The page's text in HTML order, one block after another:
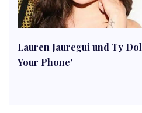
Lauren Jauregui und Ty
Your Phone'